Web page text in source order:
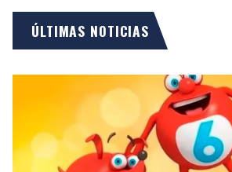
ÚLTIMAS NOTICIAS